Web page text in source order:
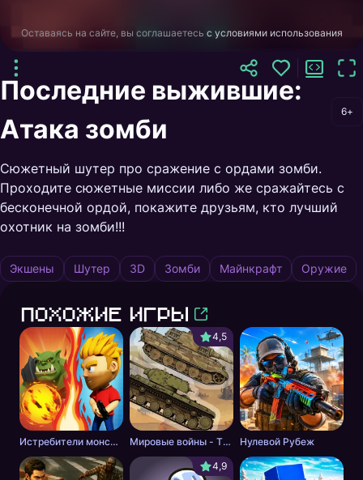
Оставаясь на сайте, вы соглашаетесь с условиями использования
Последние выжившие:
Атака зомби
6+
Сюжетный шутер про сражение с ордами зомби.
Проходите сюжетные миссии либо же сражайтесь с
бесконечной ордой, покажите друзьям, кто лучший
охотник на зомби!!!
Экшены Шутер 3D Зомби Майнкрафт Оружие
Похожие игры
Истребители монстров
4,5
Мировые войны - Tанки Нулевой Рубеж
4,9